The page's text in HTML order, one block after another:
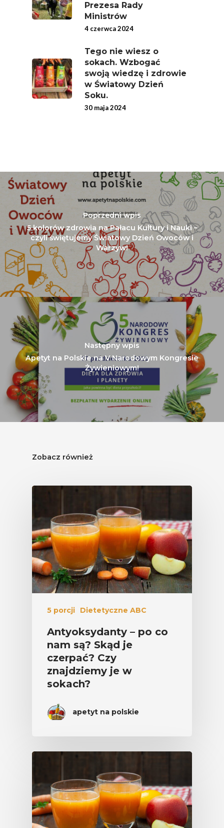
Prezesa Rady
Ministrów
4 czerwca 2024
Tego nie wiesz o
sokach. Wzbogać
swoją wiedzę i zdrowie
w Światowy Dzień
Soku.
30 maja 2024
Poprzedni wpis
5 kolorów zdrowia na Pałacu Kultury i Nauki –
czyli świętujemy Światowy Dzień Owoców i
Warzyw!
Następny wpis
Apetyt na Polskie na V Narodowym Kongresie
Żywieniowym!
Zobacz również
5 porcji Dietetyczne ABC
Antyoksydanty – po co
nam są? Skąd je
czerpać? Czy
znajdziemy je w
sokach?
apetyt na polskie